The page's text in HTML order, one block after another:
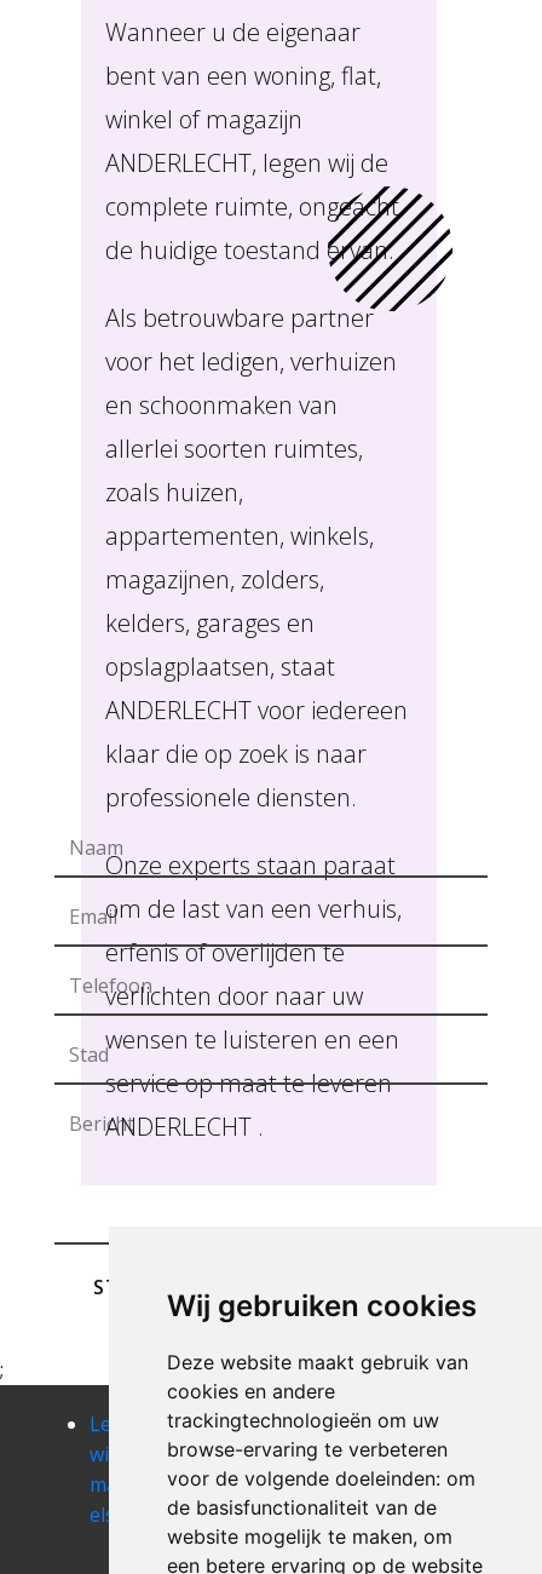
Wij gebruiken cookies
Deze website maakt gebruik van
cookies en andere
trackingtechnologieën om uw
browse-ervaring te verbeteren
voor de volgende doeleinden: om
de basisfunctionaliteit van de
website mogelijk te maken, om
een betere ervaring op de website
Wanneer u de eigenaar
bent van een woning, flat,
winkel of magazijn
ANDERLECHT, legen wij de
complete ruimte, ongeacht
de huidige toestand ervan.
Als betrouwbare partner
voor het ledigen, verhuizen
en schoonmaken van
allerlei soorten ruimtes,
zoals huizen,
appartementen, winkels,
magazijnen, zolders,
kelders, garages en
opslagplaatsen, staat
ANDERLECHT voor iedereen
klaar die op zoek is naar
professionele diensten.
Onze experts staan paraat
om de last van een verhuis,
erfenis of overlijden te
verlichten door naar uw
wensen te luisteren en een
service op maat te leveren
ANDERLECHT .
STUREN
;
Leegmaken
winkel of
magazij
elsene
Leegmaken
winkel of
magazij
etterbeek
Leegmaken
winkel of
magazij evere
Leegmaken
winkel of